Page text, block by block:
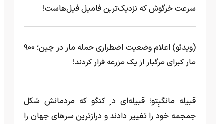
سرعت خرگوش که نزدیک‌ترین فامیل فیل‌هاست!
(ویدئو) اعلام وضعیت اضطراری حمله مار‌ در چین؛ ۹۰۰
مار کبرای مرگبار از یک مزرعه‌ فرار کردند!
قبیله مانگبِتو؛ قبیله‌ای در کنگو که مردمانش شکل
جمجمه خود را تغییر دادند و درازترین سرهای جهان را